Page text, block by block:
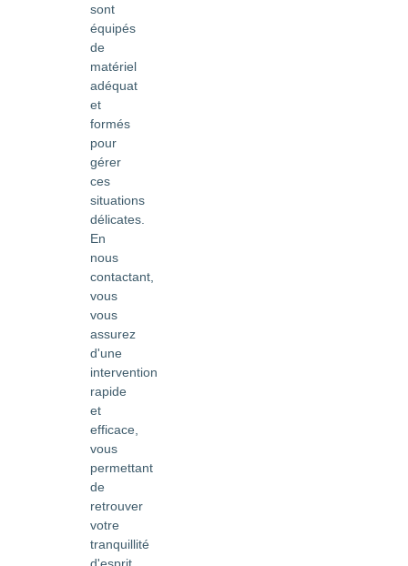
sont
équipés
de
matériel
adéquat
et
formés
pour
gérer
ces
situations
délicates.
En
nous
contactant,
vous
vous
assurez
d'une
intervention
rapide
et
efficace,
vous
permettant
de
retrouver
votre
tranquillité